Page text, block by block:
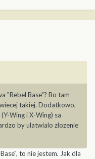
"Rebel Base"? Bo tam
takiej. Dodatkowo,
Wing i X-Wing) sa
by ulatwialo zlozenie
to nie jestem. Jak dla